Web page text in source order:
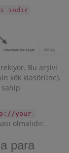
indir
Bu arşivi
kök klasörüne).
your-
olmalıdır.
para